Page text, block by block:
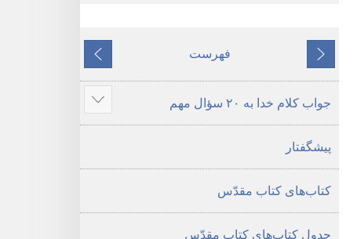
مقدّس
—‏
ترجمهٔ
دنیای
مقدّس
—‏
ترجمهٔ
جدید
قبلی
فهرست
بعدی
جواب کلام خدا به ۲۰ سؤال مهم
نمای
پیشگفتار
کتاب‌های کتاب مقدّس
جدول کتاب‌های کتاب مقدّس